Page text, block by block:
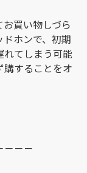
買い物しづら
ホンで、初期
れてしまう可能
することをオ
－－－